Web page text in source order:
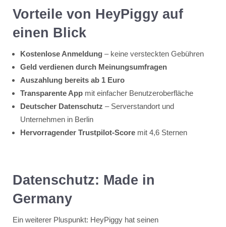
Vorteile von HeyPiggy auf
einen Blick
Kostenlose Anmeldung– keine versteckten Gebühren
Geld verdienen durch Meinungsumfragen
Auszahlung bereits ab 1 Euro
Transparente Appmit einfacher Benutzeroberfläche
Deutscher Datenschutz – Serverstandort und
Unternehmen in Berlin
Hervorragender Trustpilot-Scoremit 4,6 Sternen
Datenschutz: Made in
Germany
Ein weiterer Pluspunkt: HeyPiggy hat seinen